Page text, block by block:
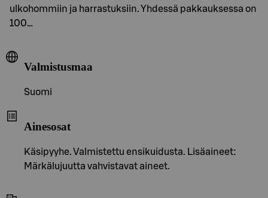
ulkohommiin ja harrastuksiin. Yhdessä pakkauksessa on
100…
Valmistusmaa
Suomi
Ainesosat
Käsipyyhe. Valmistettu ensikuidusta. Lisäaineet:
Märkälujuutta vahvistavat aineet.